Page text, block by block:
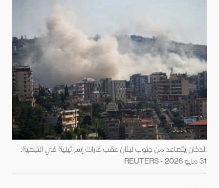
الدخان يتصاعد من جنوب لبنان عقب غارات إسرائيلية في النبطية.
31 مايو 2026 - REUTERS